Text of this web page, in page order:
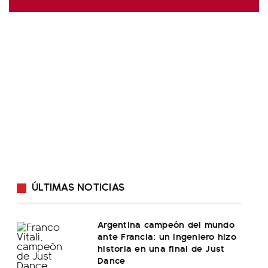
ÚLTIMAS NOTICIAS
Argentina campeón del mundo
ante Francia: un ingeniero hizo
historia en una final de Just
Dance